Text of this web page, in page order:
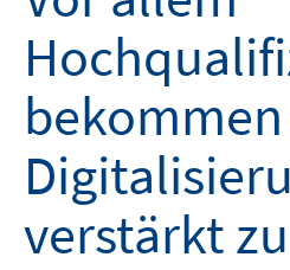
verstärkt